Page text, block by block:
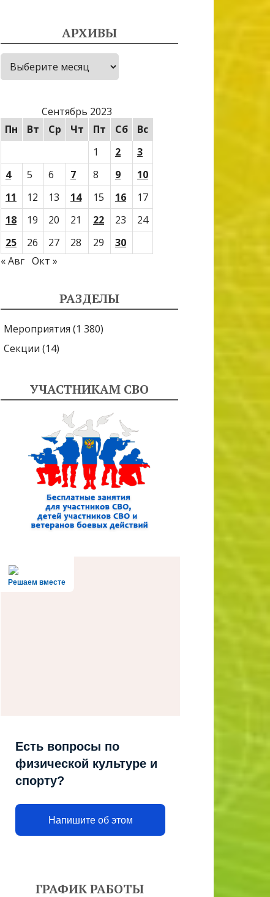
АРХИВЫ
Архивы
Сентябрь 2023
Пн
Вт Ср Чт Пт Сб
Вс
1
2
3
4
5 6 7 8 9
10
11
12 13 14 15 16
17
18
19 20 21 22 23
24
25
26 27 28 29
30
« Авг Окт »
РАЗДЕЛЫ
Мероприятия (1 380)
Секции (14)
УЧАСТНИКАМ СВО
Решаем вместе
Есть вопросы по
физической культуре и
спорту?
Напишите об этом
ГРАФИК РАБОТЫ